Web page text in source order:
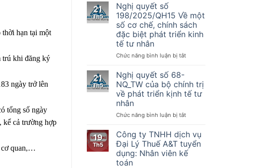
hạn tại một
trú khi đăng ký
ngày trở lên
tổng số ngày
kể cả trường hợp
cơ quan,…
Số
32/2025/TT-
BTC
dẫn
số
điều
thuế
ngày
13
21
Th5
Nghị quyết số
198/2025/QH15 Về một
số cơ chế, chính sách
đặc biệt phát triển kinh
tế tư nhân
Chức năng bình luận bị tắtở
số
198/2025/QH15
Về
số
chế,
chính
sách
đặc
21
Th5
Nghị quyết số 68-
NQ_TW của bộ chính trị
về phát triển kịnh tế tư
nhân
Chức năng bình luận bị tắtở
quyết
số
68-
NQ_TW
19
Th5
Công ty TNHH dịch vụ
Đại Lý Thuế A&T tuyển
dụng: Nhân viên kế
toán